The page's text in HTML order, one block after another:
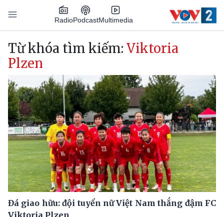
Nhảy đến nội dung
RadioPodcastMultimedia
Main navigation
Từ khóa tìm kiếm: Viktoria
Plzen
Đá giao hữu: đội tuyển nữ Việt Nam thắng đậm FC
Viktoria Plzen